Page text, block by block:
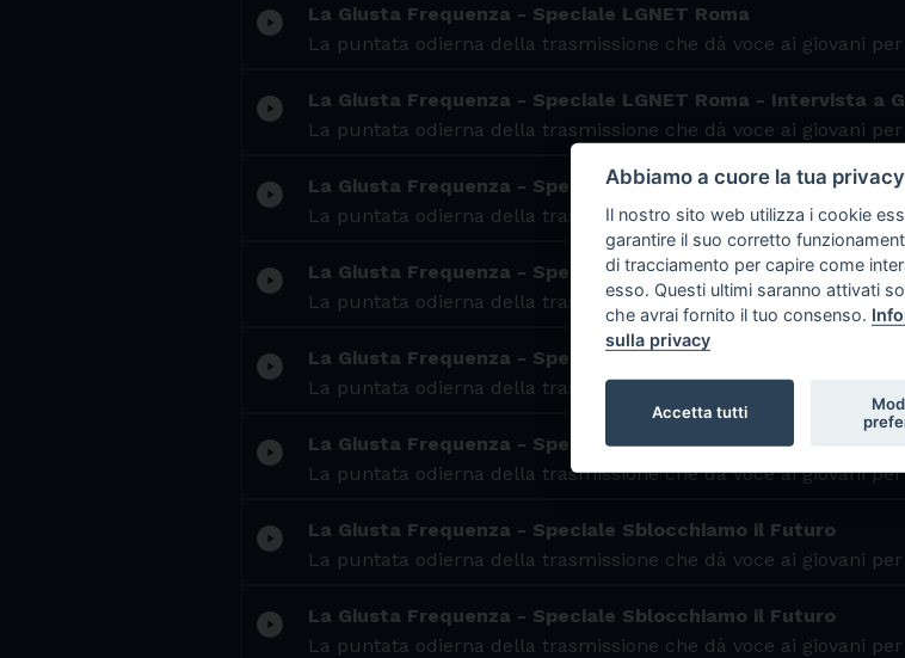
play_circle_filled
La Giusta Frequenza - Speciale LGNET Roma
La puntata odierna della trasmissione che dà voce ai giovani
play_circle_filled
La Giusta Frequenza - Speciale LGNET Roma - Intervista a
La puntata odierna della trasmissione che dà voce ai giovani
play_circle_filled
La Giusta Frequenza - Speciale LGNET Roma
La puntata odierna della trasmissione che dà voce ai giovani
play_circle_filled
La Giusta Frequenza - Speciale LGNET Roma
La puntata odierna della trasmissione che dà voce ai giovani
play_circle_filled
La Giusta Frequenza - Speciale LGNET - Intervista a Diego
La puntata odierna della trasmissione che dà voce ai giovani
play_circle_filled
La Giusta Frequenza - Speciale Sblocchiamo il Futuro
La puntata odierna della trasmissione che dà voce ai giovani
play_circle_filled
La Giusta Frequenza - Speciale Sblocchiamo il Futuro
La puntata odierna della trasmissione che dà voce ai giovani
play_circle_filled
La Giusta Frequenza - Speciale Sblocchiamo il Futuro
La puntata odierna della trasmissione che dà voce ai giovani
Abbiamo a cuore la tua privacy
Il nostro sito web utilizza i cookie
garantire il suo corretto
di tracciamento per capire come
esso. Questi ultimi saranno attivati
che avrai fornito il tuo consenso.
sulla privacy
Accetta tutti